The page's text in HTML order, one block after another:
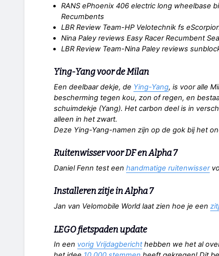
RANS ePhoenix 406 electric long wheelbase
Recumbents
LBR Review Team-HP Velotechnik fs
Nina Paley reviews Easy Racer Recumbent
LBR Review Team-Nina Paley reviews
Ying-Yang voor de Milan
Een deelbaar dekje, de Ying-Yang, is voor alle
bescherming tegen kou, zon of regen, en
schuimdekje (Yang). Het carbon deel is in
alleen in het zwart.
Deze Ying-Yang-namen zijn op de gok bij het
Ruitenwisser voor DF en Alpha 7
Daniel Fenn test een handmatige ruitenwisser
Installeren zitje in Alpha 7
Jan van Velomobile World laat zien hoe je een
LEGO fietspaden update
In een vorig Vrijdagberichthebben we het al